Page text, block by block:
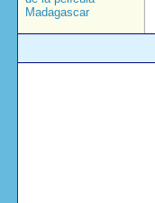
Madagascar